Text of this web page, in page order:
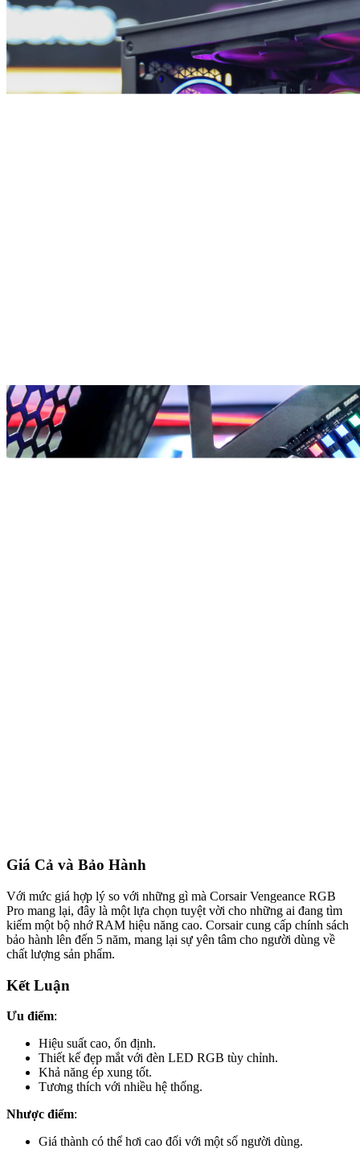
Giá Cả và Bảo Hành
Với mức giá hợp lý so với những gì mà Corsair Vengeance RGB
Pro mang lại, đây là một lựa chọn tuyệt vời cho những ai đang tìm
kiếm một bộ nhớ RAM hiệu năng cao. Corsair cung cấp chính sách
bảo hành lên đến 5 năm, mang lại sự yên tâm cho người dùng về
chất lượng sản phẩm.
Kết Luận
Ưu điểm:
Hiệu suất cao, ổn định.
Thiết kế đẹp mắt với đèn LED RGB tùy chỉnh.
Khả năng ép xung tốt.
Tương thích với nhiều hệ thống.
Nhược điểm:
Giá thành có thể hơi cao đối với một số người dùng.